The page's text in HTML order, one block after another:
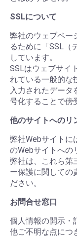
SSLについて
弊社のウェブペー
るために「SSL（
しています。
SSLはウェブサイ
れている一般的な
入力されたデータ
号化することで傍
他のサイトへのリ
弊社Webサイトに
のWebサイトへの
弊社は、これら第
ー保護に関しての
ださい。
お問合せ窓口
個人情報の開示・
他ご不明な点につ